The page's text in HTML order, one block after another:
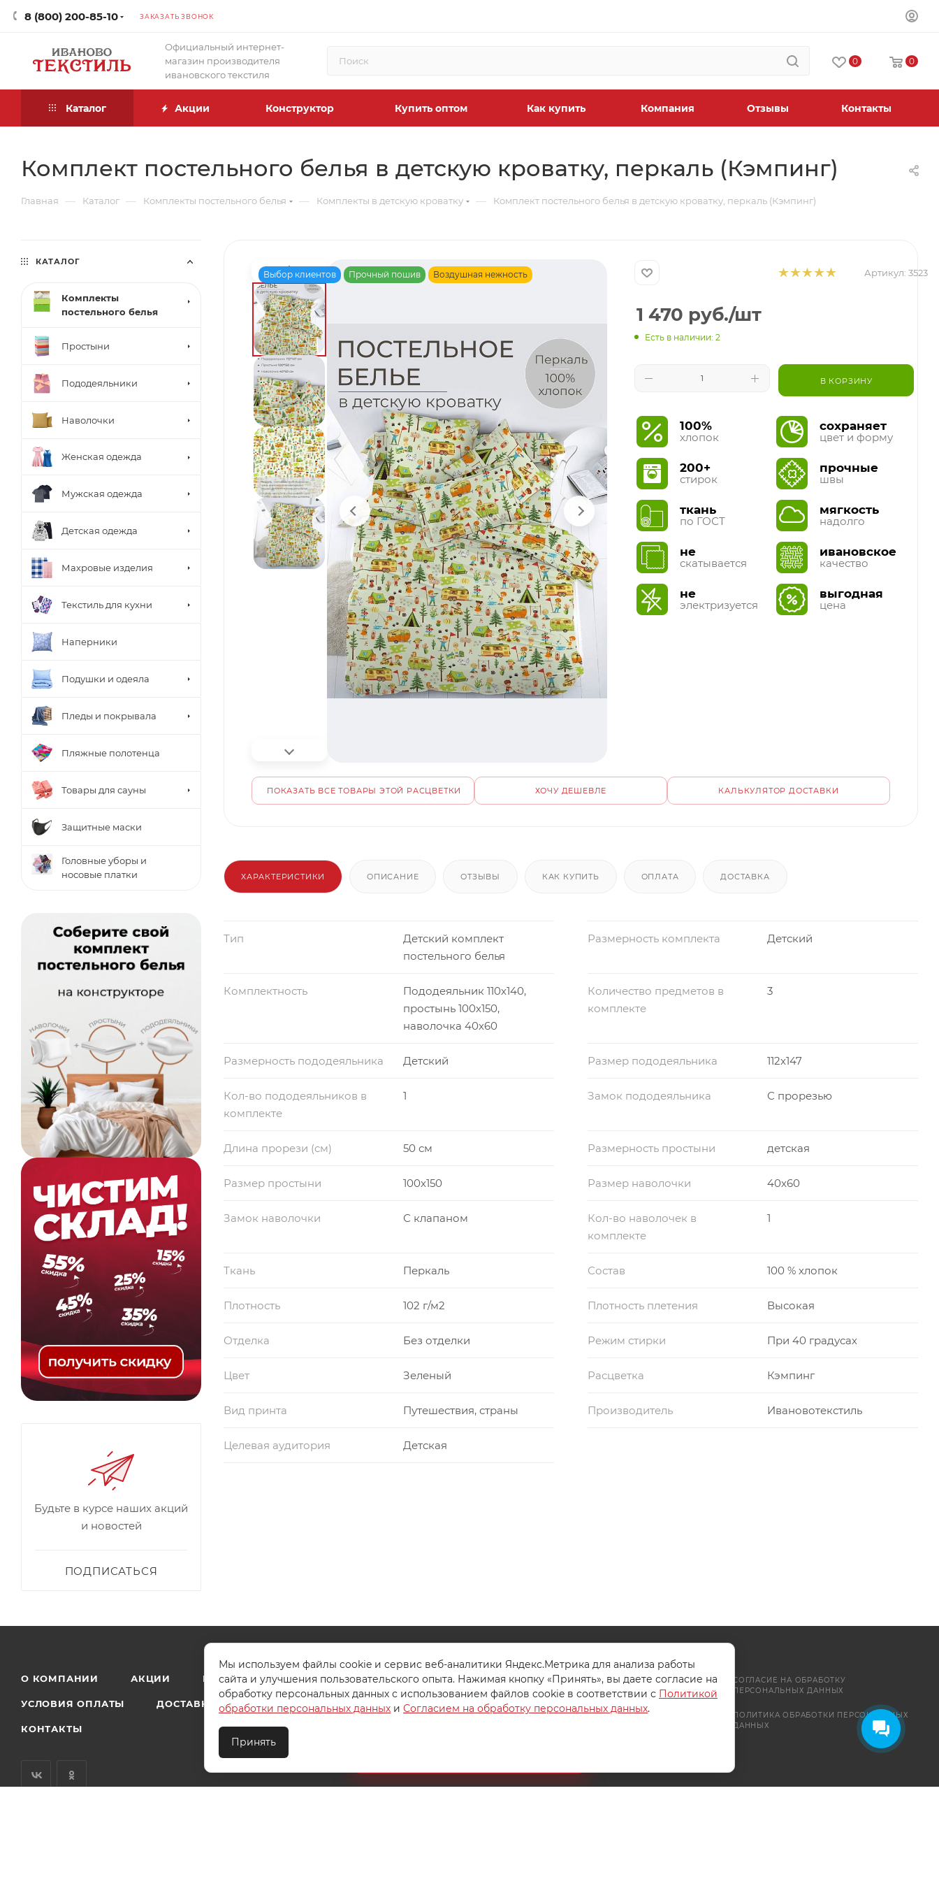
8 (800) 200-85-10 ЗАКАЗАТЬ ЗВОНОК
Официальный интернет-
магазин производителя
ивановского текстиля
0 0
Каталог Акции Конструктор Купить оптом Как купить Компания Отзывы Контакты
Комплект постельного белья в детскую кроватку, перкаль (Кэмпинг)
Главная — Каталог — Комплекты постельного белья — Комплекты в детскую кроватку — Комплект постельного белья в детскую кроватку, перкаль (Кэмпинг)
Выбор клиентов Прочный пошив Воздушная нежность Артикул: 3523
1 470 руб./шт
Есть в наличии: 2
В КОРЗИНУ
100%
хлопок
200+
стирок
ткань
по ГОСТ
не
скатывается
не
электризуется
сохраняет
цвет и форму
прочные
швы
мягкость
надолго
ивановское
качество
выгодная
цена
ПОКАЗАТЬ ВСЕ ТОВАРЫ ЭТОЙ РАСЦВЕТКИ ХОЧУ ДЕШЕВЛЕ КАЛЬКУЛЯТОР ДОСТАВКИ
ХАРАКТЕРИСТИКИ ОПИСАНИЕ ОТЗЫВЫ КАК КУПИТЬ ОПЛАТА ДОСТАВКА
Тип
Детский комплект
постельного белья
Размерность комплекта Детский
Комплектность
Пододеяльник 110х140,
простынь 100х150,
наволочка 40х60
Количество предметов в
комплекте
3
Размерность пододеяльника Детский Размер пододеяльника 112x147
Кол-во пододеяльников в
комплекте
1 Замок пододеяльника С прорезью
Длина прорези (см) 50 см Размерность простыни детская
Размер простыни 100x150 Размер наволочки 40x60
Замок наволочки С клапаном
Кол-во наволочек в
комплекте
1
Ткань Перкаль Состав 100 % хлопок
Плотность 102 г/м2 Плотность плетения Высокая
Отделка Без отделки Режим стирки При 40 градусах
Цвет Зеленый Расцветка Кэмпинг
Вид принта Путешествия, страны Производитель Ивановотекстиль
Целевая аудитория Детская
КАТАЛОГ
Комплекты
постельного белья
Простыни
Пододеяльники
Наволочки
Женская одежда
Мужская одежда
Детская одежда
Махровые изделия
Текстиль для кухни
Наперники
Подушки и одеяла
Пледы и покрывала
Пляжные полотенца
Товары для сауны
Защитные маски
Головные уборы и
носовые платки
Будьте в курсе наших акций
и новостей
ПОДПИСАТЬСЯ
О КОМПАНИИ АКЦИИ КАК КУПИТЬ
УСЛОВИЯ ОПЛАТЫ ДОСТАВКА ТЕХПОДДЕРЖКА
КОНТАКТЫ
8 (800) 200-85-10
info@ivanovotextil.ru
СОГЛАСИЕ НА ОБРАБОТКУ
ПЕРСОНАЛЬНЫХ ДАННЫХ
ПОЛИТИКА ОБРАБОТКИ ПЕРСОНАЛЬНЫХ
ДАННЫХ
Мы используем файлы cookie и сервис веб-аналитики Яндекс.Метрика для анализа работы
сайта и улучшения пользовательского опыта. Нажимая кнопку «Принять», вы даете согласие на
обработку персональных данных с использованием файлов cookie в соответствии с Политикой
обработки персональных данных и Согласием на обработку персональных данных.
Принять